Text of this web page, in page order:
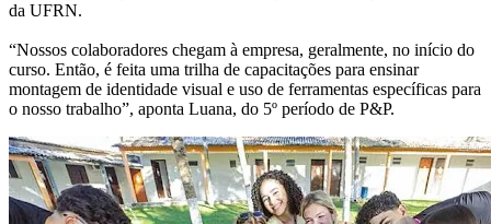
da UFRN.
“Nossos colaboradores chegam à empresa, geralmente, no início do
curso. Então, é feita uma trilha de capacitações para ensinar
montagem de identidade visual e uso de ferramentas específicas para
o nosso trabalho”, aponta Luana, do 5º período de P&P.